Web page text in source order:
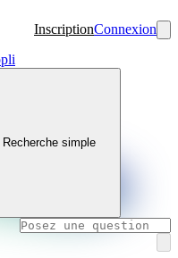
InscriptionConnexion
Recherche simple